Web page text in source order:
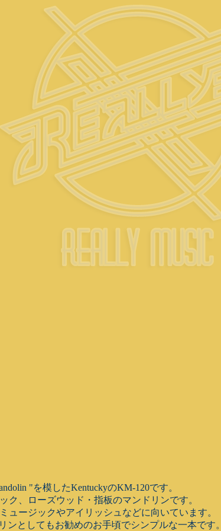
"を模したKentuckyのKM-120です。
、ローズウッド・指板のマンドリンです。
ージックやアイリッシュなどに向いています。
としてもお勧めのお手頃でシンプルな一本です。